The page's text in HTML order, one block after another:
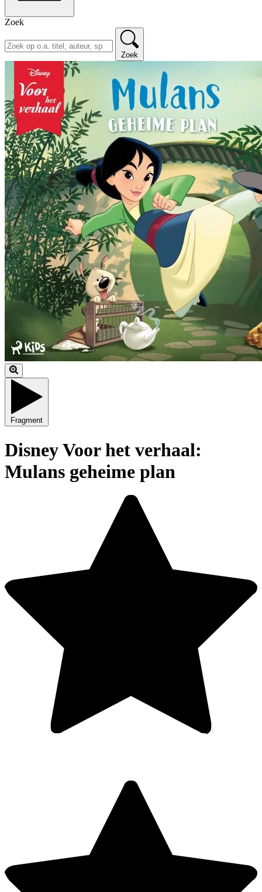
Zoek
Zoek
Fragment
Disney Voor het verhaal:
Mulans geheime plan